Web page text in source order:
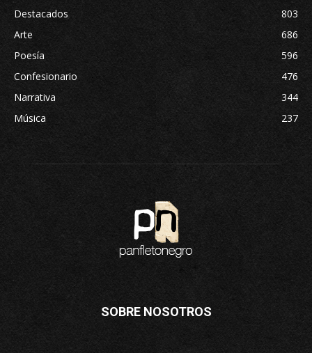
Destacados
803
Arte
686
Poesía
596
Confesionario
476
Narrativa
344
Música
237
SOBRE NOSOTROS